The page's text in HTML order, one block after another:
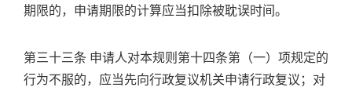
期限的，申请期限的计算应当扣除被耽误时间。
第三十三条 申请人对本规则第十四条第（一）项规定的
行为不服的，应当先向行政复议机关申请行政复议；对